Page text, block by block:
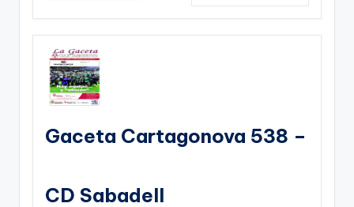
Gaceta Cartagonova 538 –
CD Sabadell